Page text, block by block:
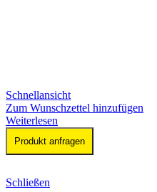
Schnellansicht
Zum Wunschzettel hinzufügen
Weiterlesen
Produkt anfragen
Schließen